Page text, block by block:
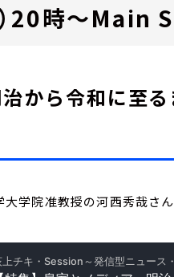
20時～Main
から令和に至
大学院准教授の河西秀哉さん